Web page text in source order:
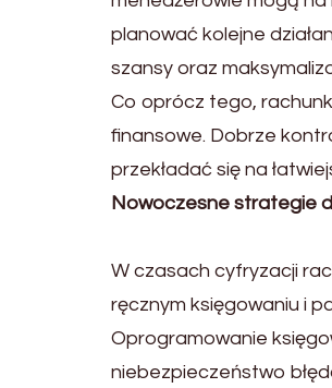
planować kolejne
szansy oraz
Co oprócz tego,
finansowe. Dobrze
przekładać się na
Nowoczesne strategie
W czasach cyfryzacji
ręcznym księgowaniu i
Oprogramowanie
niebezpieczeństwo